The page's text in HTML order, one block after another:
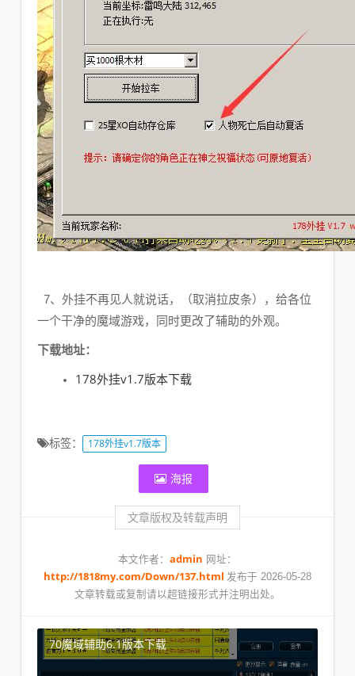
7、外挂不再见人就说话，（取消拉皮条），给各位
一个干净的魔域游戏，同时更改了辅助的外观。
下载地址：
178外挂v1.7版本下载
标签： 178外挂v1.7版本
海报
文章版权及转载声明
本文作者： admin 网址：
http://1818my.com/Down/137.html 发布于 2026-05-28
文章转载或复制请以超链接形式并注明出处。
70魔域辅助6.1版本下载